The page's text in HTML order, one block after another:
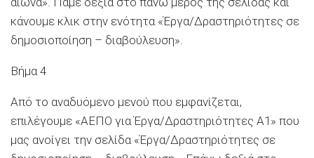
κάνουμε κλικ στην ενότητα «Έργα/Δραστηριότητες σε
δημοσιοποίηση – διαβούλευση».
Βήμα 4
Από το αναδυόμενο μενού που εμφανίζεται,
επιλέγουμε «ΑΕΠΟ για Έργα/Δραστηριότητες Α1» που
μας ανοίγει την σελίδα «Έργα/Δραστηριότητες σε